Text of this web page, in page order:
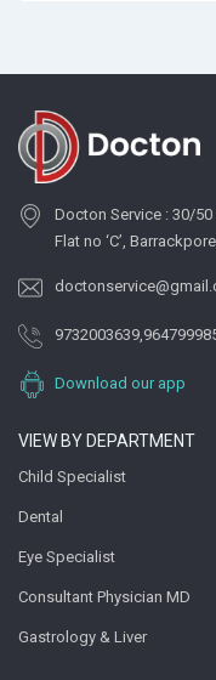
Docton Service : 30/
Flat no ‘C’,
9732003639,
Download our app
VIEW BY DEPARTMENT
Child Specialist
Dental
Eye Specialist
Consultant Physician MD
Gastrology & Liver